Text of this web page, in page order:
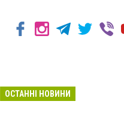
ОСТАННІ НОВИНИ